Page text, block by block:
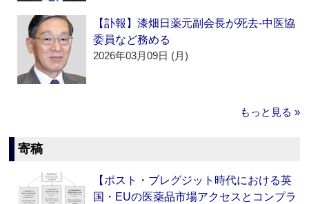
【訃報】漆畑日薬元副会長が死去‐中医協
委員など務める
2026年03月09日 (月)
もっと見る »
寄稿
【ポスト・ブレグジット時代における英
国・EUの医薬品市場アクセスとコンプラ